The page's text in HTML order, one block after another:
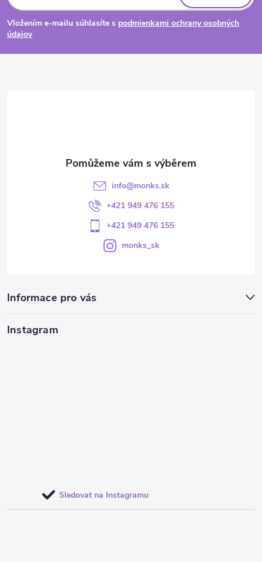
Vložením e-mailu súhlasíte s podmienkami ochrany osobných
údajov
Informace pro vás
info@monks.sk
+421 949 476 155
+421 949 476 155
monks_sk
Instagram
Sledovat na Instagramu